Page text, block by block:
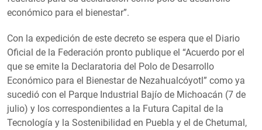
económico para el bienestar”.
Con la expedición de este decreto se espera que el Diario
Oficial de la Federación pronto publique el “Acuerdo por el
que se emite la Declaratoria del Polo de Desarrollo
Económico para el Bienestar de Nezahualcóyotl” como ya
sucedió con el Parque Industrial Bajío de Michoacán (7 de
julio) y los correspondientes a la Futura Capital de la
Tecnología y la Sostenibilidad en Puebla y el de Chetumal,